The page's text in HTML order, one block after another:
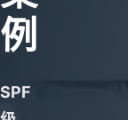
例
SPF